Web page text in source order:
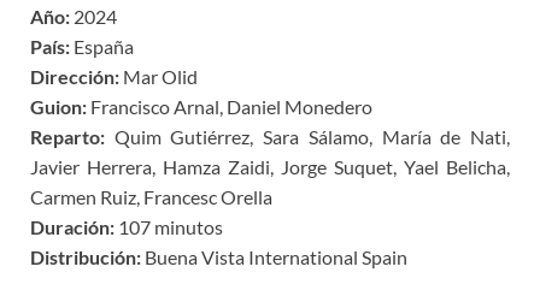
Año: 2024
País: España
Dirección: Mar Olid
Guion: Francisco Arnal, Daniel Monedero
Reparto: Quim Gutiérrez, Sara Sálamo, María de Nati,
Javier Herrera, Hamza Zaidi, Jorge Suquet, Yael Belicha,
Carmen Ruiz, Francesc Orella
Duración: 107 minutos
Distribución: Buena Vista International Spain